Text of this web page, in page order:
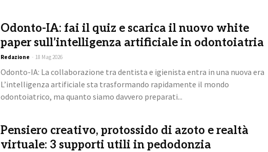
Odonto-IA: fai il quiz e scarica il nuovo white
paper sull’intelligenza artificiale in odontoiatria
Redazione - 18 Mag 2026
Odonto-IA: La collaborazione tra dentista e igienista entra in una nuova era
L’intelligenza artificiale sta trasformando rapidamente il mondo
odontoiatrico, ma quanto siamo davvero preparati...
Pensiero creativo, protossido di azoto e realtà
virtuale: 3 supporti utili in pedodonzia